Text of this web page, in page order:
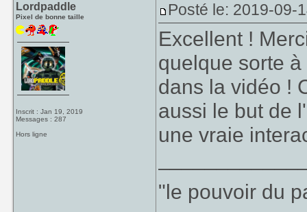
Lordpaddle
Pixel de bonne taille
Inscrit : Jan 19, 2019
Messages : 287
Hors ligne
Posté le: 2019-09-
Excellent !
quelque sorte
dans la vidéo !
aussi le but de
une vraie
"le pouvoir du